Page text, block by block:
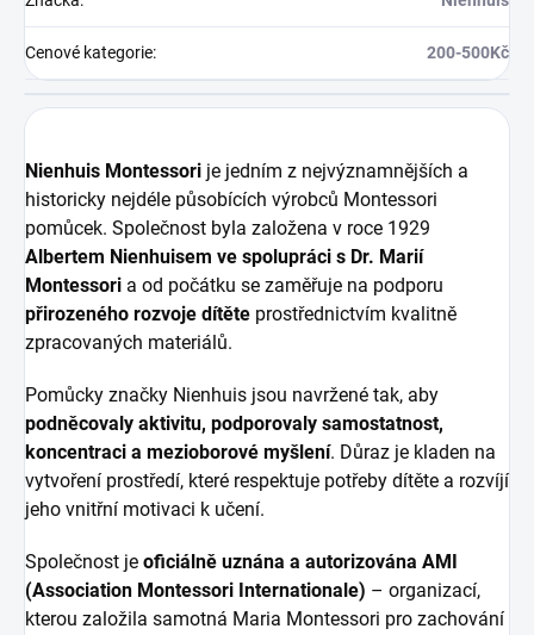
Cenové kategorie: 200-500Kč
Nienhuis Montessori je jedním z nejvýznamnějších a
historicky nejdéle působících výrobců Montessori
pomůcek. Společnost byla založena v roce 1929
Albertem Nienhuisem ve spolupráci s Dr. Marií
Montessori a od počátku se zaměřuje na podporu
přirozeného rozvoje dítěte prostřednictvím kvalitně
zpracovaných materiálů.
Pomůcky značky Nienhuis jsou navržené tak, aby
podněcovaly aktivitu, podporovaly samostatnost,
koncentraci a mezioborové myšlení. Důraz je kladen na
vytvoření prostředí, které respektuje potřeby dítěte a rozvíjí
jeho vnitřní motivaci k učení.
Společnost je oficiálně uznána a autorizována AMI
(Association Montessori Internationale) – organizací,
kterou založila samotná Maria Montessori pro zachování